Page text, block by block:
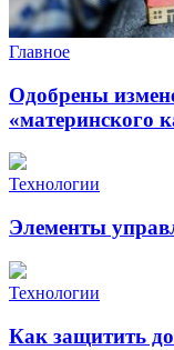
Главное
Одобрены
«материнского
Технологии
Элементы
Технологии
Как защитить